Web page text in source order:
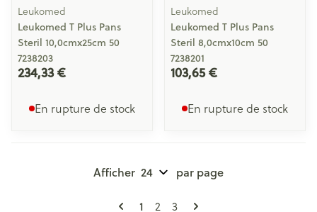
Leukomed
Leukomed T Plus Pans
Steril 10,0cmx25cm 50
7238203
234,33 €
En rupture de stock
Leukomed
Leukomed T Plus Pans
Steril 8,0cmx10cm 50
7238201
103,65 €
En rupture de stock
Pages
Vous lisez actuellement la page
1 Page
2 Page
3
Afficher par page